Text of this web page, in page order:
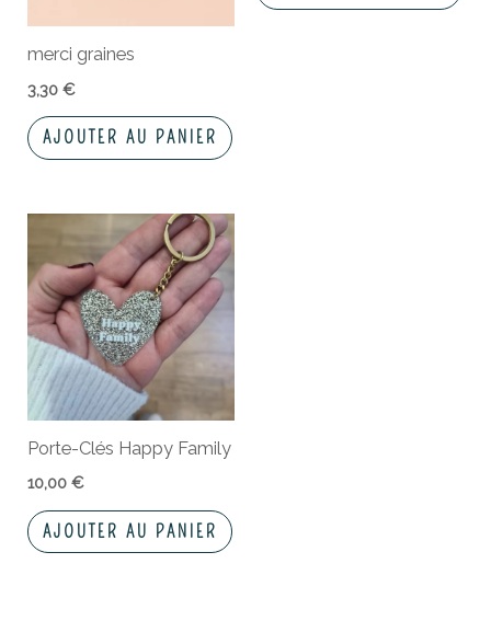
merci graines
3,30€
AJOUTER AU PANIER
Porte-Clés Happy Family
10,00€
AJOUTER AU PANIER